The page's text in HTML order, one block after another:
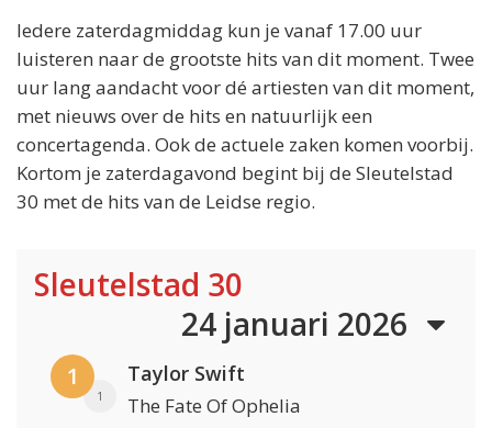
Iedere zaterdagmiddag kun je vanaf 17.00 uur
luisteren naar de grootste hits van dit moment. Twee
uur lang aandacht voor dé artiesten van dit moment,
met nieuws over de hits en natuurlijk een
concertagenda. Ook de actuele zaken komen voorbij.
Kortom je zaterdagavond begint bij de Sleutelstad
30 met de hits van de Leidse regio.
Sleutelstad 30
24 januari 2026
1
1
Taylor Swift
The Fate Of Ophelia